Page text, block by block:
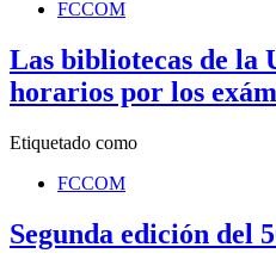
FCCOM
Las bibliotecas de la
horarios por los
Etiquetado como
FCCOM
Segunda edición del